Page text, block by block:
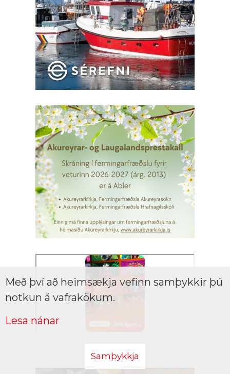
Með því að heimsækja vefinn samþykkir þú
notkun á vafrakökum.
Lesa nánar
Samþykkja